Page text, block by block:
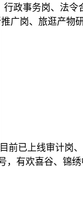
政事务岗、法
广岗、旅逛产物
目前已上线审计岗
有欢喜谷、锦